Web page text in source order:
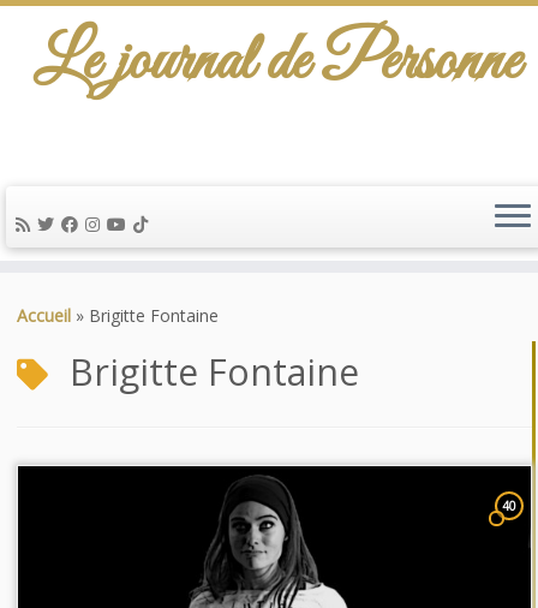
au
Le journal de Personne
Accueil » Brigitte Fontaine
Brigitte Fontaine
40